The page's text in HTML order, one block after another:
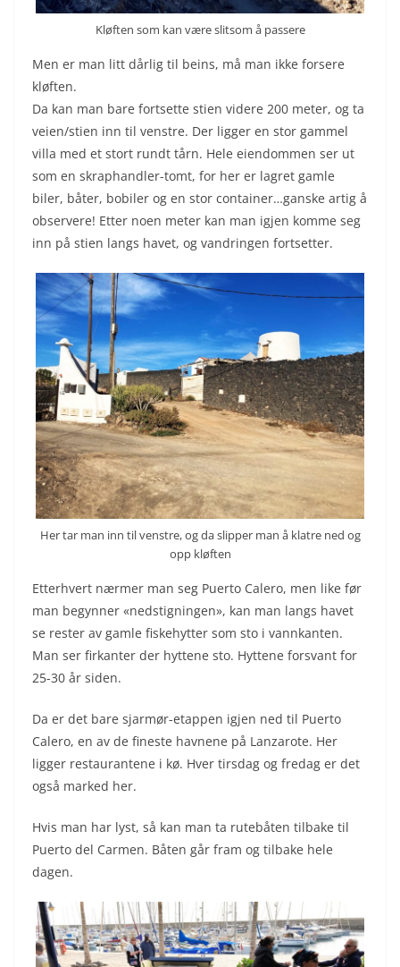
Kløften som kan være slitsom å passere
Men er man litt dårlig til beins, må man ikke forsere
kløften.
Da kan man bare fortsette stien videre 200 meter, og ta
veien/stien inn til venstre. Der ligger en stor gammel
villa med et stort rundt tårn. Hele eiendommen ser ut
som en skraphandler-tomt, for her er lagret gamle
biler, båter, bobiler og en stor container…ganske artig å
observere! Etter noen meter kan man igjen komme seg
inn på stien langs havet, og vandringen fortsetter.
Her tar man inn til venstre, og da slipper man å klatre ned og
opp kløften
Etterhvert nærmer man seg Puerto Calero, men like før
man begynner «nedstigningen», kan man langs havet
se rester av gamle fiskehytter som sto i vannkanten.
Man ser firkanter der hyttene sto. Hyttene forsvant for
25-30 år siden.
Da er det bare sjarmør-etappen igjen ned til Puerto
Calero, en av de fineste havnene på Lanzarote. Her
ligger restaurantene i kø. Hver tirsdag og fredag er det
også marked her.
Hvis man har lyst, så kan man ta rutebåten tilbake til
Puerto del Carmen. Båten går fram og tilbake hele
dagen.